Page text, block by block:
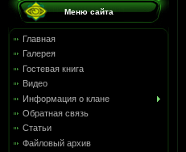
Меню сайта
Главная
Галерея
Гостевая книга
Видео
Информация о клане
Обратная связь
Статьи
Файловый архив